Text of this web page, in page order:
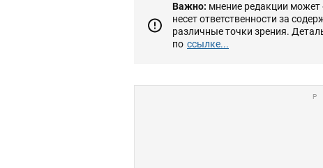
Важно: мнение редакции может
несет ответственности за
различные точки зрения.
по ссылке...